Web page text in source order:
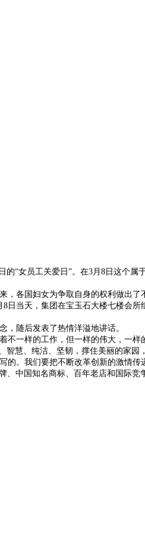
日的“女员工关爱日”。在3 月 8 日这个属
各国妇女为争取自身的权利做出
8 日当天，集团在宝玉石大楼七楼会
随后发表了热情洋溢地讲话。
一样的工作，但一样的伟大，一
慧、纯洁、坚韧，撑住美丽的家园
。我们要把不断改革创新的激情
、中国知名商标、百年老店和国际